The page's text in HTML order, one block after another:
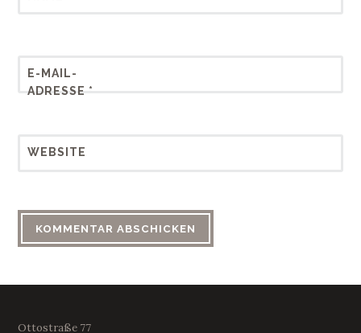
E-MAIL-
ADRESSE *
WEBSITE
Ottostraße 77